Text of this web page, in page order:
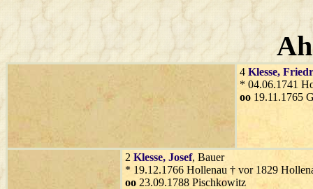
4 Klesse,
* 04.06.1741
oo 19.11.1765
2 Klesse, Josef, Bauer
* 19.12.1766 Hollenau † vor 1829
oo 23.09.1788 Pischkowitz